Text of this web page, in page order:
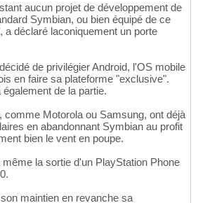
aucun projet de développement de
Symbian, ou bien équipé de ce
a déclaré laconiquement un porte
de privilégier Android, l'OS mobile
en faire sa plateforme "exclusive".
de la partie.
comme Motorola ou Samsung, ont déjà
en abandonnant Symbian au profit
bien le vent en poupe.
la sortie d'un PlayStation Phone
maintien en revanche sa